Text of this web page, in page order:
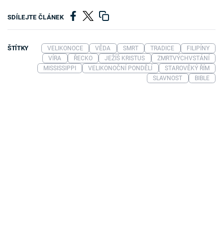
SDÍLEJTE ČLÁNEK
ŠTÍTKY VELIKONOCE VĚDA SMRT TRADICE
FILIPÍNY
VÍRA
ŘECKO JEŽÍŠ KRISTUS
ZMRTVÝCHVSTÁNÍ
MISSISSIPPI
VELIKONOČNÍ PONDĚLÍ
STAROVĚKÝ ŘÍM
SLAVNOST
BIBLE